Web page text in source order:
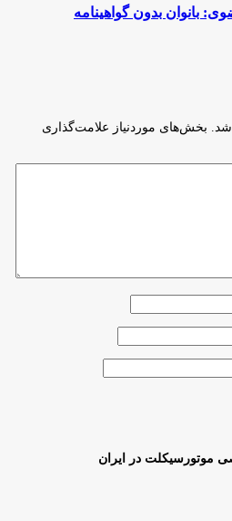
بانوان بدون گواهینامه
بخش‌های موردنیاز علامت‌گذاری
موتورسیکلت در ایران